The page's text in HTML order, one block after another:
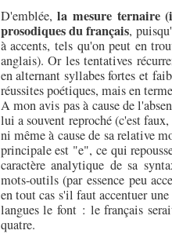
D'emblée,la mesure ternaire
prosodiques du français,
à accents, tels qu'on peut en
anglais). Or les tentatives
en alternant syllabes fortes et
réussites poétiques, mais en
A mon avis pas à cause de
lui a souvent reproché (c'est
ni même à cause de sa relative
principale est "e", ce qui
caractère analytique de sa
mots-outils (par essence peu
en tout cas s'il faut accentuer
langues le font : le français
quatre.